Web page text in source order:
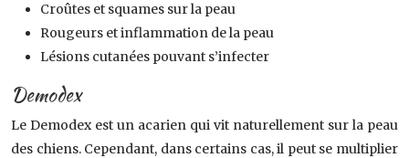
Croûtes et squames sur la peau
Rougeurs et inflammation de la peau
Lésions cutanées pouvant s’infecter
Demodex
Le Demodex est un acarien qui vit naturellement sur la peau
des chiens. Cependant, dans certains cas, il peut se multiplier